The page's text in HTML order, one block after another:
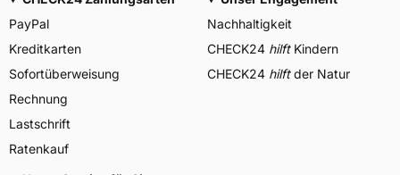
PayPal
Kreditkarten
Sofortüberweisung
Rechnung
Lastschrift
Ratenkauf
Nachhaltigkeit
CHECK24 hilftKindern
CHECK24 hilftder Natur